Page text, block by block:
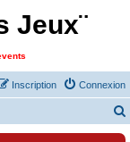
Jeux¨
Connexion
Inscription